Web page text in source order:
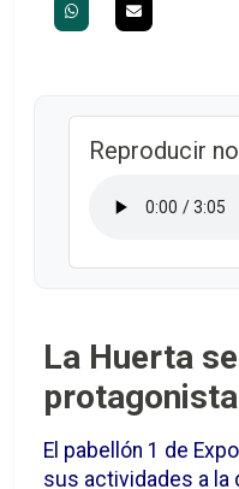
Reproducir
La Huerta
protagonista
El pabellón 1 de
sus actividades a la